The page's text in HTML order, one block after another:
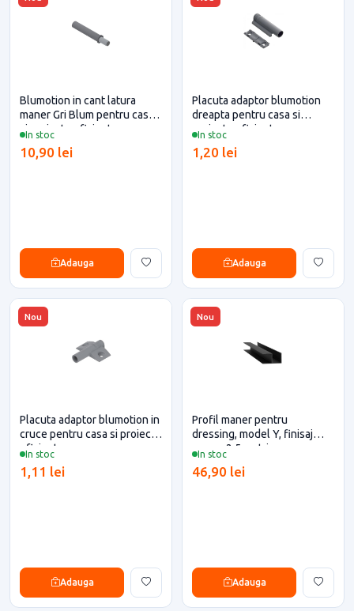
In stoc
Blumotion in cant latura
maner Gri Blum pentru casa
si proiecte eficiente
10,90 lei
Adauga
In stoc
Placuta adaptor blumotion
dreapta pentru casa si
proiecte eficiente
1,20 lei
Adauga
Nou
In stoc
Placuta adaptor blumotion in
cruce pentru casa si proiecte
eficiente
1,11 lei
Adauga
Nou
In stoc
Profil maner pentru
dressing, model Y, finisaj
negru, 2.5 metri
46,90 lei
Adauga